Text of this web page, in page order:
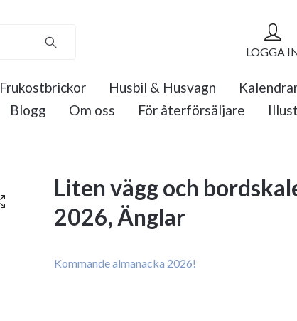
LOGGA
Frukostbrickor Husbil & Husvagn
Blogg Om oss För återförsäljare
Liten vägg och
2026, Änglar
Kommande almanacka 2026!